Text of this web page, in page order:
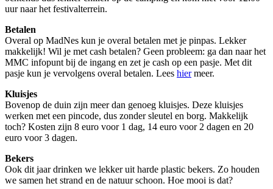
uur naar het festivalterrein.
Betalen
Overal op MadNes kun je overal betalen met je pinpas. Lekker
makkelijk! Wil je met cash betalen? Geen probleem: ga dan naar het
MMC infopunt bij de ingang en zet je cash op een pasje. Met dit
pasje kun je vervolgens overal betalen. Lees hiermeer.
Kluisjes
Bovenop de duin zijn meer dan genoeg kluisjes. Deze kluisjes
werken met een pincode, dus zonder sleutel en borg. Makkelijk
toch? Kosten zijn 8 euro voor 1 dag, 14 euro voor 2 dagen en 20
euro voor 3 dagen.
Bekers
Ook dit jaar drinken we lekker uit harde plastic bekers. Zo houden
we samen het strand en de natuur schoon. Hoe mooi is dat?